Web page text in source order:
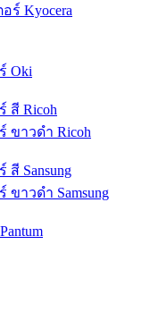
ร์ Kyocera
Oki
สี Ricoh
ขาวดำ Ricoh
สี Sansung
ขาวดำ Samsung